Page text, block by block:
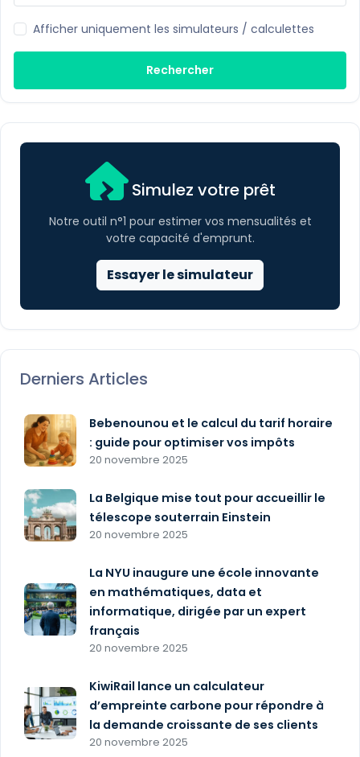
Afficher uniquement les simulateurs / calculettes
Rechercher
Simulez votre prêt
Notre outil n°1 pour estimer vos mensualités et
votre capacité d'emprunt.
Essayer le simulateur
Derniers Articles
Bebenounou et le calcul du tarif horaire
: guide pour optimiser vos impôts
20 novembre 2025
La Belgique mise tout pour accueillir le
télescope souterrain Einstein
20 novembre 2025
La NYU inaugure une école innovante
en mathématiques, data et
informatique, dirigée par un expert
français
20 novembre 2025
KiwiRail lance un calculateur
d’empreinte carbone pour répondre à
la demande croissante de ses clients
20 novembre 2025